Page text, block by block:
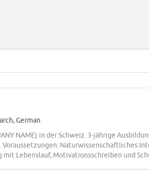
German
NAME) in der Schweiz. 3-jährige
Naturwissenschaftliches
Lebenslauf, Motivationsschreiben und